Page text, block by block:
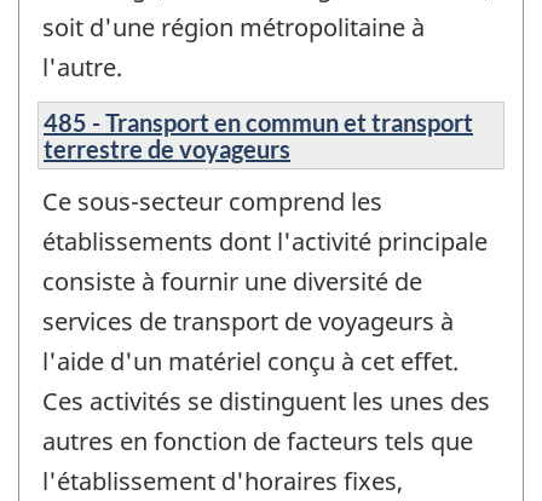
soit d'une région métropolitaine à
l'autre.
485 - Transport en commun et transport
terrestre de voyageurs
Ce sous-secteur comprend les
établissements dont l'activité principale
consiste à fournir une diversité de
services de transport de voyageurs à
l'aide d'un matériel conçu à cet effet.
Ces activités se distinguent les unes des
autres en fonction de facteurs tels que
l'établissement d'horaires fixes,